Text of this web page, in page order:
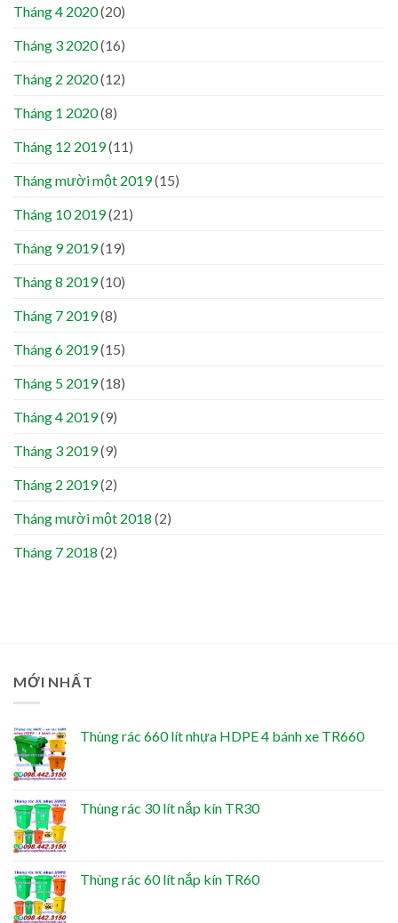
Tháng 4 2020(20)
Tháng 3 2020(16)
Tháng 2 2020(12)
Tháng 1 2020(8)
Tháng 12 2019(11)
Tháng mười một 2019(15)
Tháng 10 2019(21)
Tháng 9 2019(19)
Tháng 8 2019(10)
Tháng 7 2019(8)
Tháng 6 2019(15)
Tháng 5 2019(18)
Tháng 4 2019(9)
Tháng 3 2019(9)
Tháng 2 2019(2)
Tháng mười một 2018 (2)
Tháng 7 2018 (2)
MỚI NHẤT
Thùng rác 660 lít nhựa HDPE 4 bánh xe TR660
Thùng rác 30 lít nắp kín TR30
Thùng rác 60 lít nắp kín TR60